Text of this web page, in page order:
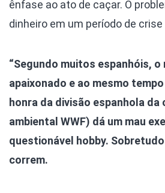
ênfase ao ato de caçar. O
dinheiro em um período de
“Segundo muitos espanhóis,
apaixonado e ao mesmo
honra da divisão espanhola da
ambiental WWF) dá um mau
questionável hobby.
correm.